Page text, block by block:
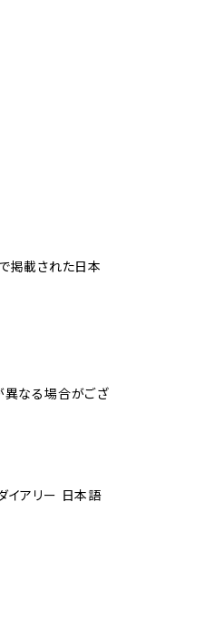
掲載された日本
異なる場合がござ
アリー 日本語